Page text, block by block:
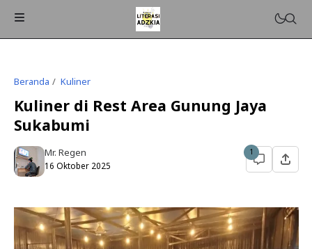
Beranda Kuliner
Kuliner di Rest Area Gunung Jaya
Sukabumi
Mr. Regen
16 Oktober 2025
1